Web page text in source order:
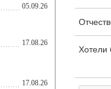
05.09.26
17.08.26
17.08.26
Хотели